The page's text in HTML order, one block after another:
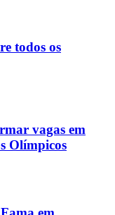
todos os
vagas em
Olímpicos